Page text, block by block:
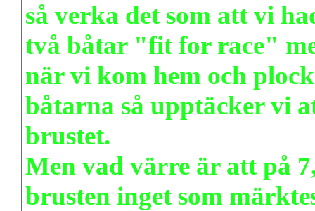
så verka det som att vi
två båtar "fit for race"
när vi kom hem och
båtarna så upptäcker vi
brustet.
Men vad värre är att på
brusten inget som